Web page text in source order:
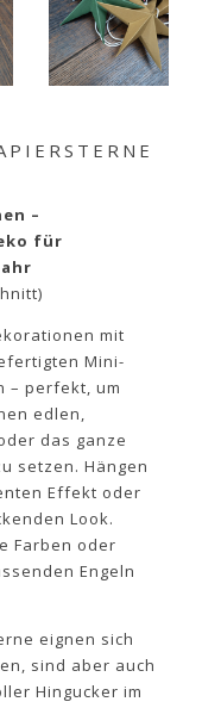
–
für
mit
Mini-
– perfekt, um
edlen,
das ganze
setzen. Hängen
Effekt oder
Look.
Farben oder
Engeln
eignen sich
sind aber auch
Hingucker im